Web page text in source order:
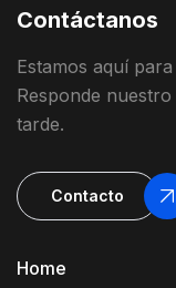
Home
Contáctanos
Estamos aquí para
Responde nuestro
tarde.
Contacto